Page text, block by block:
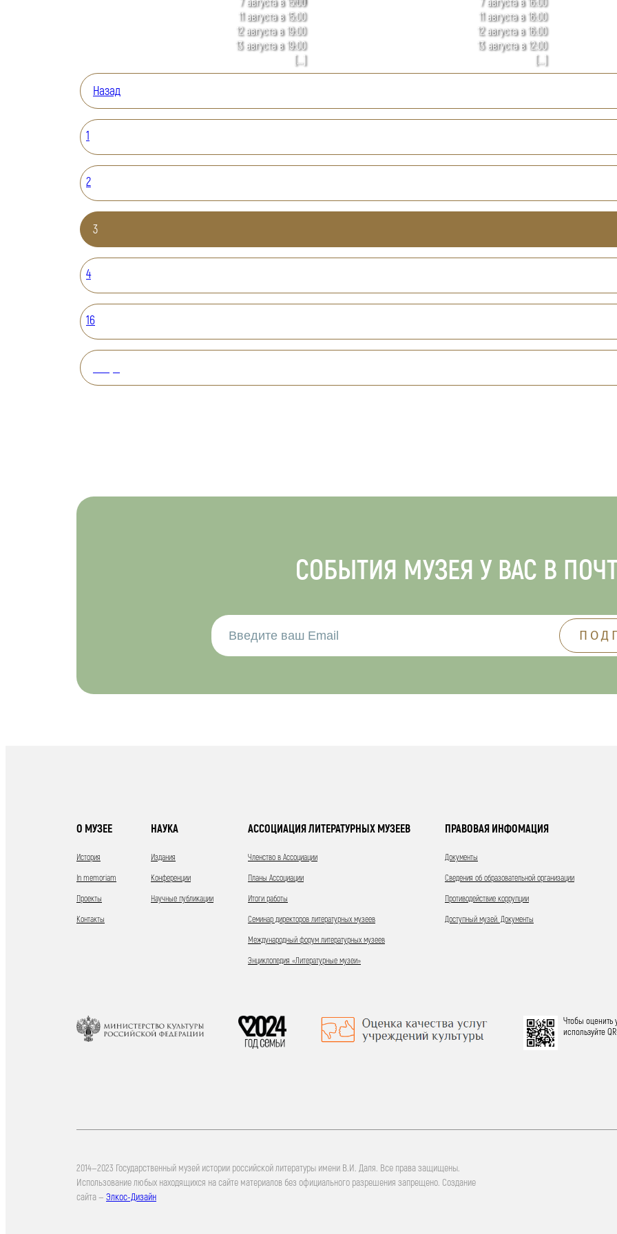
11 августа в 15:00
12 августа в 19:00
13 августа в 19:00
[...]
11 августа в 16:00
12 августа в 16:00
13 августа в 12:00
[...]
Назад
1
2
3
4
16
СОБЫТИЯ МУЗЕЯ У ВАС В
О МУЗЕЕ
История
In memoriam
Проекты
Контакты
НАУКА
Издания
Конференции
Научные публикации
АССОЦИАЦИЯ ЛИТЕРАТУРНЫХ МУЗЕЕВ
Членство в Ассоциации
Планы Ассоциации
Итоги работы
Семинар директоров литературных музеев
Международный форум литературных музеев
Энциклопедия «Литературные музеи»
ПРАВОВАЯ ИНФОМАЦИЯ
Документы
Сведения об образовательной организации
Противодействие коррупции
Доступный музей. Документы
Чтобы оценить
используйте
2014—2023 Государственный музей истории российской литературы имени В.И. Даля. Все права защищены.
Использование любых находящихся на сайте материалов без официального разрешения запрещено. Создание
сайта — Элкос-Дизайн